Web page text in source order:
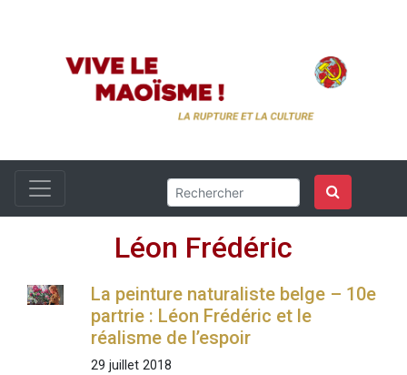
Léon Frédéric
La peinture naturaliste belge – 10e
partrie : Léon Frédéric et le
réalisme de l’espoir
29 juillet 2018